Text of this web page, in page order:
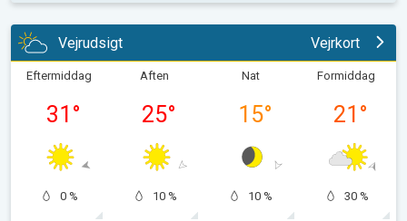
Vejrudsigt Vejrkort
Eftermiddag
31 °
0 %
Aften
25°
10 %
Nat
15°
10 %
Formiddag
21 °
30 %